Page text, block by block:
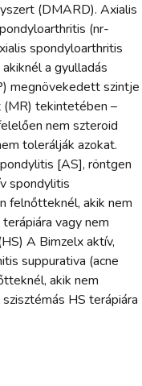
(DMARD). Axialis
(nr-
spondyloarthritis
a gyulladás
megnövekedett szintje
(MR) tekintetében –
nem szteroid
tolerálják azokat.
[AS], röntgen
spondylitis
felnőtteknél, akik nem
vagy nem
A Bimzelx aktív,
suppurativa (acne
akik nem
HS terápiára